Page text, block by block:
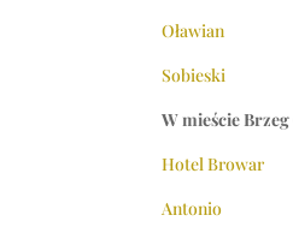
Oławian
Sobieski
W mieście
Hotel Browar
Antonio